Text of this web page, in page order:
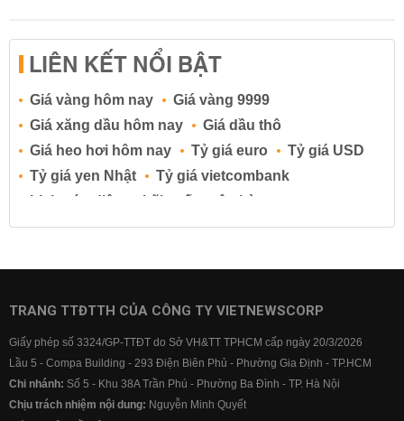
LIÊN KẾT NỔI BẬT
Giá vàng hôm nay
Giá vàng 9999
Giá xăng dầu hôm nay
Giá dầu thô
Giá heo hơi hôm nay
Tỷ giá euro
Tỷ giá USD
Tỷ giá yen Nhật
Tỷ giá vietcombank
Lịch cúp điện
Lãi suất ngân hàng
Lãi suất tiết kiệm
Lãi suất tiền gửi
Lãi suất ngân hàng BIDV
Lãi suất ngân hàng Vietcombank
TRANG TTĐTTH CỦA CÔNG TY VIETNEWSCORP
Giấy phép số 3324/GP-TTĐT do Sở VH&TT TPHCM cấp ngày 20/3/2026
Lầu 5 - Compa Building - 293 Điện Biên Phủ - Phường Gia Định - TP.HCM
Chi nhánh: Số 5 - Khu 38A Trần Phú - Phường Ba Đình - TP. Hà Nội
Chịu trách nhiệm nội dung: Nguyễn Minh Quyết